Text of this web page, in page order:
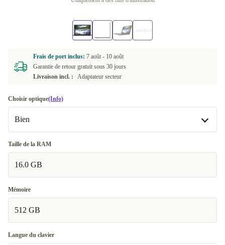
Frais de port inclus: 7 août - 10 août
Garantie de retour gratuit sous 30 jours
Livraison incl. :
Adaptateur secteur
Choisir optique(Info)
Bien
Bien
Très bien
Excellent
Taille de la RAM
16.0 GB
Mémoire
512 GB
Langue du clavier